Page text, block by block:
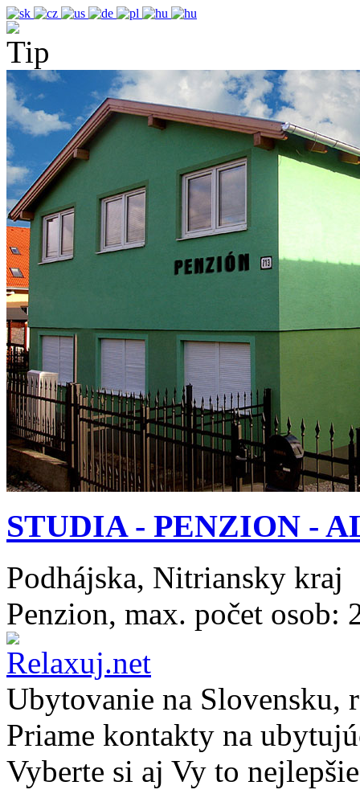
STUDIA - PENZION -
Podhájska, Nitriansky kraj
Penzion, max. počet osob:
Ubytovanie na Slovensku,
Priame kontakty na
Vyberte si aj Vy to